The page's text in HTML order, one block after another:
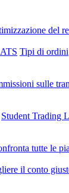
del
Tipi di ordini
sulle
Student Trading
tutte le
il conto